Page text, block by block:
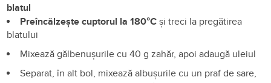
blatul
Preîncălzește cuptorul la 180°Cși treci la pregătirea
blatului
Mixează gălbenușurile cu 40 g zahăr, apoi adaugă uleiul
Separat, în alt bol, mixează albușurile cu un praf de sare,